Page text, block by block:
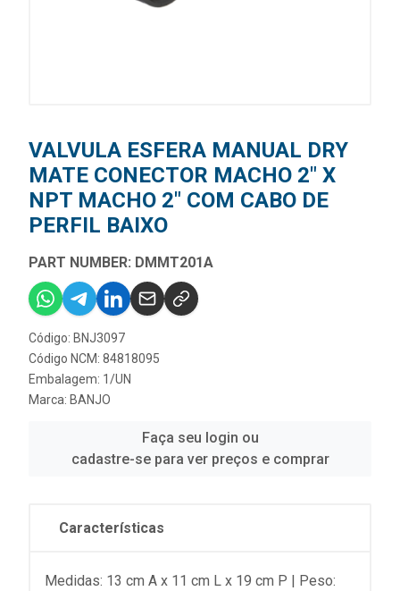
VALVULA ESFERA MANUAL DRY
MATE CONECTOR MACHO 2" X
NPT MACHO 2" COM CABO DE
PERFIL BAIXO
PART NUMBER: DMMT201A
Código: BNJ3097
Código NCM: 84818095
Embalagem: 1/UN
Marca: BANJO
Faça seu login ou
cadastre-se para ver preços e comprar
Características
Medidas: 13 cm A x 11 cm L x 19 cm P | Peso: